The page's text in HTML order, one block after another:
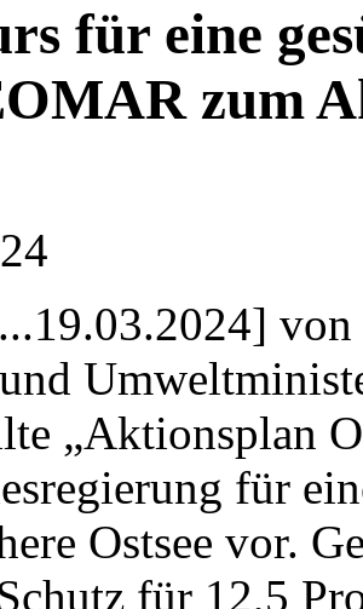
für eine
zum
„Aktionsplan
für
Ostsee vor.
für 12,5